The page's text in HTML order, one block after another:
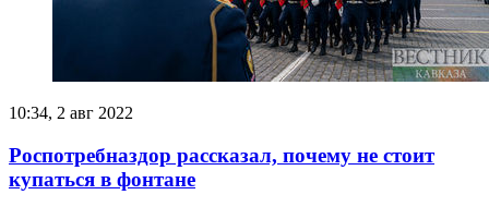
10:34, 2 авг 2022
Роспотребназдор рассказал, почему не стоит
купаться в фонтане